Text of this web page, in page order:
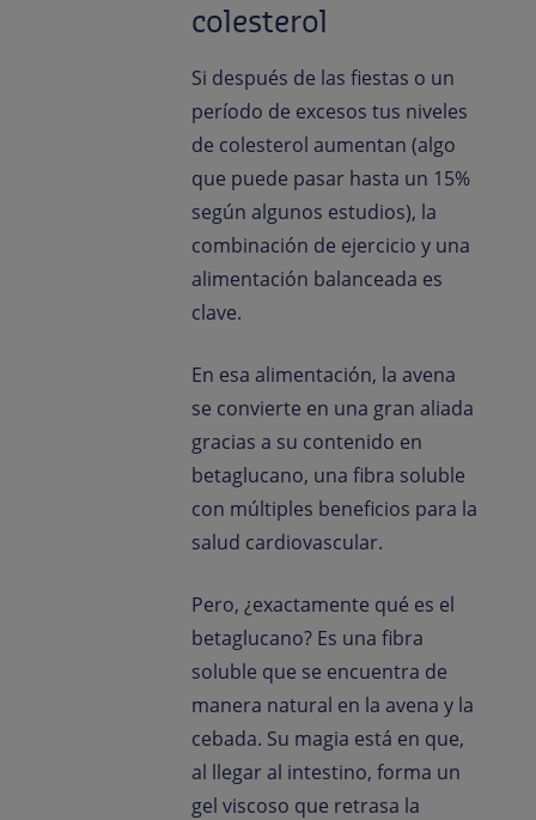
colesterol
Si después de las fiestas o un
período de excesos tus niveles
de colesterol aumentan (algo
que puede pasar hasta un 15%
según algunos estudios), la
combinación de ejercicio y una
alimentación balanceada es
clave.
En esa alimentación, la avena
se convierte en una gran aliada
gracias a su contenido en
betaglucano, una fibra soluble
con múltiples beneficios para la
salud cardiovascular.
Pero, ¿exactamente qué es el
betaglucano? Es una fibra
soluble que se encuentra de
manera natural en la avena y la
cebada. Su magia está en que,
al llegar al intestino, forma un
gel viscoso que retrasa la